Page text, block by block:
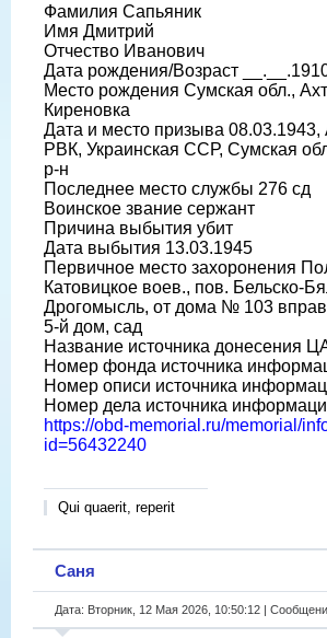
Фамилия Сапьяник
Имя Дмитрий
Отчество Иванович
Дата рождения/Возраст
Место рождения Сумская обл.,
Киреновка
Дата и место призыва 08.03.1943,
РВК, Украинская ССР, Сумская
р-н
Последнее место службы 276 сд
Воинское звание сержант
Причина выбытия убит
Дата выбытия 13.03.1945
Первичное место захоронения
Катовицкое воев., пов. Бельско-
Дрогомысль, от дома № 103
5-й дом, сад
Название источника донесения
Номер фонда источника
Номер описи источника
Номер дела источника
https://obd-memorial.ru/memorial/
id=56432240
Qui quaerit, reperit
Саня
Дата: Вторник, 12 Мая 2026, 10:50:12 |